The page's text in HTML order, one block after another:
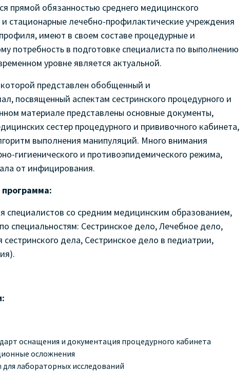
прямой обязанностью среднего медицинского
стационарные лечебно-профилактические учреждения
имеют в своем составе процедурные и
потребность в подготовке специалиста по выполнению
уровне является актуальной.
представлен обобщенный и
посвященный аспектам сестринского процедурного и
материале представлены основные документы,
сестер процедурного и прививочного кабинета,
выполнения манипуляций. Много внимания
гигиенического и противоэпидемического режима,
от инфицирования.
специалистов со средним медицинским образованием,
Сестринское дело, Лечебное дело,
дела, Сестринское дело в педиатрии,
оснащения и документация процедурного кабинета
осложнения
для лабораторных исследований